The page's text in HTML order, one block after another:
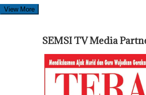
View More
SEMSI TV Media